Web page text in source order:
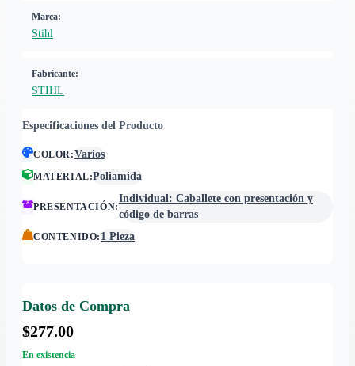
Marca:
Stihl
Fabricante:
STIHL
Especificaciones del Producto
COLOR:Varios
MATERIAL:Poliamida
PRESENTACIÓN:
Individual: Caballete con presentación y
código de barras
CONTENIDO: 1 Pieza
Datos de Compra
$277.00
En existencia